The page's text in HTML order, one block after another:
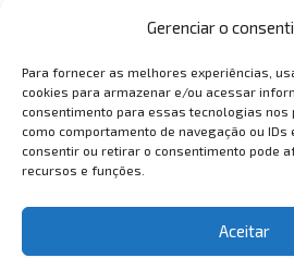
Gerenciar o
Para fornecer as melhores experiências,
cookies para armazenar e/ou acessar
consentimento para essas tecnologias
como comportamento de navegação ou IDs
consentir ou retirar o consentimento pode
recursos e funções.
Aceitar
trabalho de Timbral.
Protocolos
Será obrigatório o uso de
permanência no TJA, bem como a
contra a Covid-19, acompanhado de
documento oficial com foto; totens